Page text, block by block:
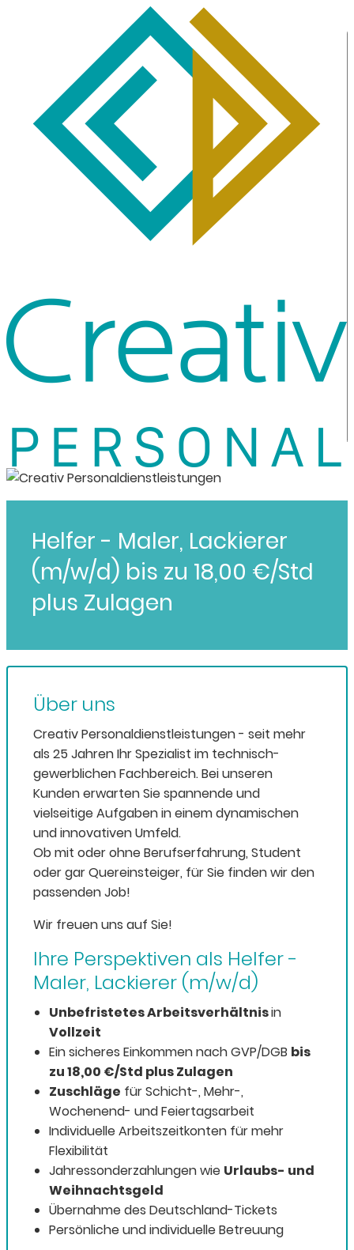
Helfer - Maler, Lackierer
(m/w/d) bis zu 18,00 €/Std
plus Zulagen
Über uns
Creativ Personaldienstleistungen - seit mehr
als 25 Jahren Ihr Spezialist im technisch-
gewerblichen Fachbereich. Bei unseren
Kunden erwarten Sie spannende und
vielseitige Aufgaben in einem dynamischen
und innovativen Umfeld.
Ob mit oder ohne Berufserfahrung, Student
oder gar Quereinsteiger, für Sie finden wir den
passenden Job!
Wir freuen uns auf Sie!
Ihre Perspektiven als Helfer -
Maler, Lackierer (m/w/d)
Unbefristetes Arbeitsverhältnisin
Vollzeit
Ein sicheres Einkommen nach GVP/DGB bis
zu 18,00 €/Std plus Zulagen
Zuschläge für Schicht-, Mehr-,
Wochenend- und Feiertagsarbeit
Individuelle Arbeitszeitkonten für mehr
Flexibilität
Jahressonderzahlungen wie Urlaubs- und
Weihnachtsgeld
Übernahme des Deutschland-Tickets
Persönliche und individuelle Betreuung